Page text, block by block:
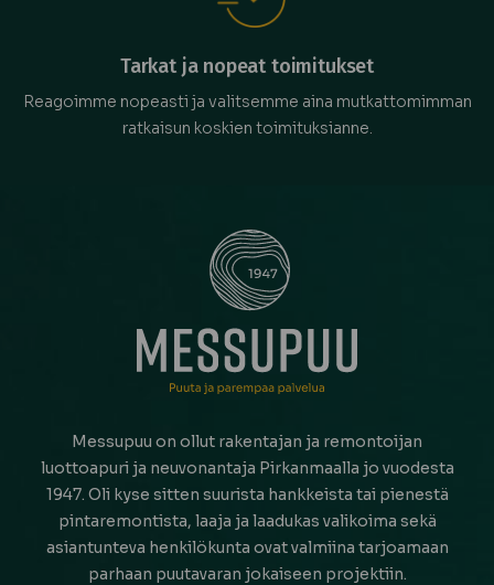
Tarkat ja nopeat toimitukset
Reagoimme nopeasti ja valitsemme aina mutkattomimman
ratkaisun koskien toimituksianne.
Messupuu on ollut rakentajan ja remontoijan
luottoapuri ja neuvonantaja Pirkanmaalla jo vuodesta
1947. Oli kyse sitten suurista hankkeista tai pienestä
pintaremontista, laaja ja laadukas valikoima sekä
asiantunteva henkilökunta ovat valmiina tarjoamaan
parhaan puutavaran jokaiseen projektiin.